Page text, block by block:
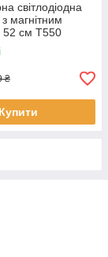
світлодіодна
магнітним
52 см T550
лампа
₴
Купити